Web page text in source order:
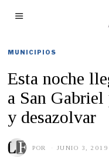
MUNICIPIOS
Esta noche
a San
y desazolvar
POR JUNIO 3, 2019